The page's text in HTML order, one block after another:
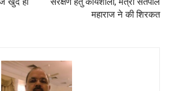
महाराज ने की शिरकत